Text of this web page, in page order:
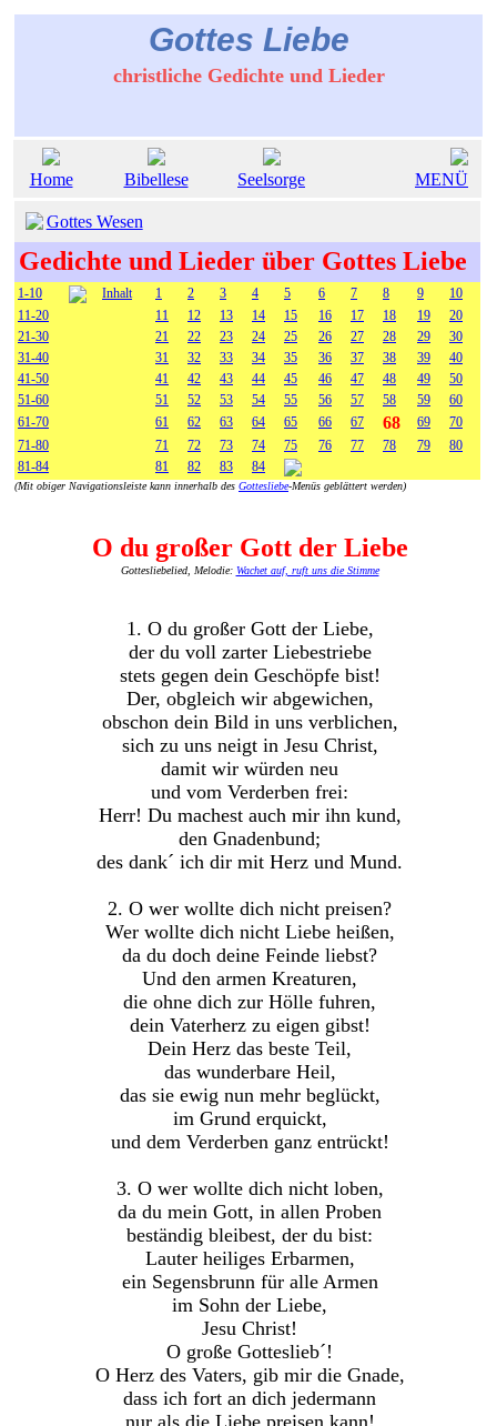
Gottes Liebe
christliche Gedichte und Lieder
Home Bibellese Seelsorge MENÜ
Gottes Wesen
Gedichte und Lieder über Gottes Liebe
1-10 Inhalt 1 2 3 4 5 6 7 8 9
10
11-20
11 12 13 14 15 16 17 18 19
20
21-30
21 22 23 24 25 26 27 28 29
30
31-40
31 32 33 34 35 36 37 38 39
40
41-50
41 42 43 44 45 46 47 48 49
50
51-60
51 52 53 54 55 56 57 58 59
60
61-70
61 62 63 64 65 66 67 68 69
70
71-80
71 72 73 74 75 76 77 78 79
80
81-84
81 82 83 84
(Mit obiger Navigationsleiste kann innerhalb des Gottesliebe-Menüs geblättert werden)
O du großer Gott der Liebe
Gottesliebelied, Melodie: Wachet auf, ruft uns die Stimme
1. O du großer Gott der Liebe,
der du voll zarter Liebestriebe
stets gegen dein Geschöpfe bist!
Der, obgleich wir abgewichen,
obschon dein Bild in uns verblichen,
sich zu uns neigt in Jesu Christ,
damit wir würden neu
und vom Verderben frei:
Herr! Du machest auch mir ihn kund,
den Gnadenbund;
des dank´ ich dir mit Herz und Mund.
2. O wer wollte dich nicht preisen?
Wer wollte dich nicht Liebe heißen,
da du doch deine Feinde liebst?
Und den armen Kreaturen,
die ohne dich zur Hölle fuhren,
dein Vaterherz zu eigen gibst!
Dein Herz das beste Teil,
das wunderbare Heil,
das sie ewig nun mehr beglückt,
im Grund erquickt,
und dem Verderben ganz entrückt!
3. O wer wollte dich nicht loben,
da du mein Gott, in allen Proben
beständig bleibest, der du bist:
Lauter heiliges Erbarmen,
ein Segensbrunn für alle Armen
im Sohn der Liebe,
Jesu Christ!
O große Gotteslieb´!
O Herz des Vaters, gib mir die Gnade,
dass ich fort an dich jedermann